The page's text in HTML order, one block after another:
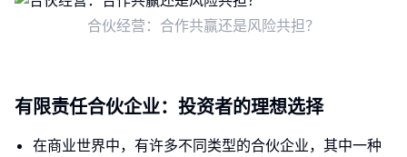
合伙经营：合作共赢还是风险共担？
有限责任合伙企业：投资者的理想选择
在商业世界中，有许多不同类型的合伙企业，其中一种